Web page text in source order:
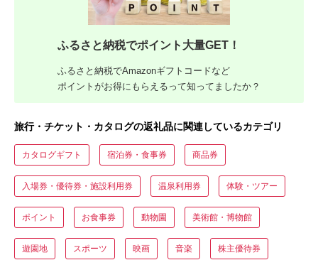
ふるさと納税でポイント大量GET！
ふるさと納税でAmazonギフトコードなど
ポイントがお得にもらえるって知ってましたか？
旅行・チケット・カタログの返礼品に関連しているカテゴリ
カタログギフト 宿泊券・食事券 商品券
入場券・優待券・施設利用券 温泉利用券 体験・ツアー
ポイント お食事券 動物園 美術館・博物館
遊園地 スポーツ 映画 音楽 株主優待券